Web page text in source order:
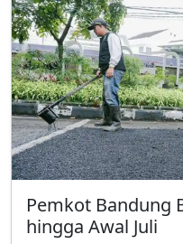
Pemkot Bandung
hingga Awal Juli